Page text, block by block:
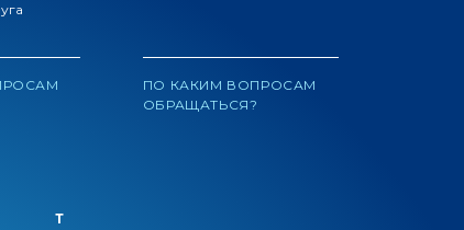
ПО КАКИМ ВОПРОСАМ
ОБРАЩАТЬСЯ?
Т